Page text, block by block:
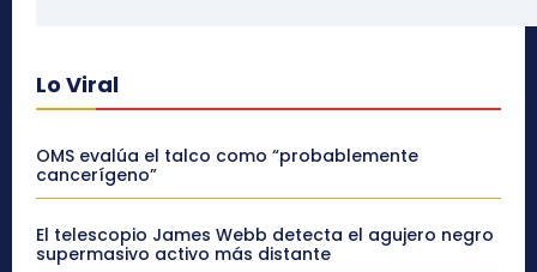
Lo Viral
OMS evalúa el talco como “probablemente
cancerígeno”
El telescopio James Webb detecta el agujero negro
supermasivo activo más distante